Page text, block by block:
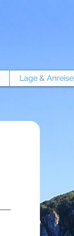
Lage & Anreise